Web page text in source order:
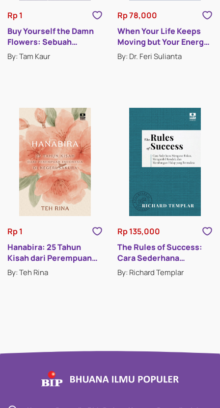
Rp 1
Buy Yourself the Damn
Flowers: Sebuah
Perjalanan Mencintai
Diri untuk Tumbuh,
By: Tam Kaur
Rp 78,000
When Your Life Keeps
Moving but Your Energy
Stops
By: Dr. Feri Sulianta
Rp 1
Hanabira: 25 Tahun
Kisah dari Perempuan
Indonesia di Negeri
Sakura
By: Teh Rina
Rp 135,000
The Rules of Success:
Cara Sederhana
Mengatur Fokus,
Mengambil Kendali, dan
By: Richard Templar